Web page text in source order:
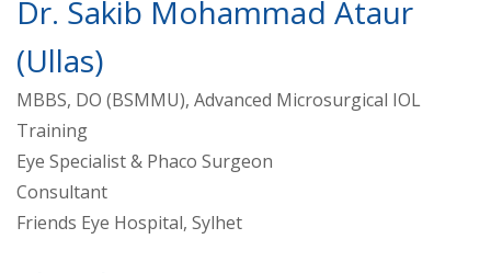
Dr. Sakib Mohammad Ataur
(Ullas)
MBBS, DO (BSMMU), Advanced Microsurgical IOL
Training
Eye Specialist & Phaco Surgeon
Consultant
Friends Eye Hospital, Sylhet